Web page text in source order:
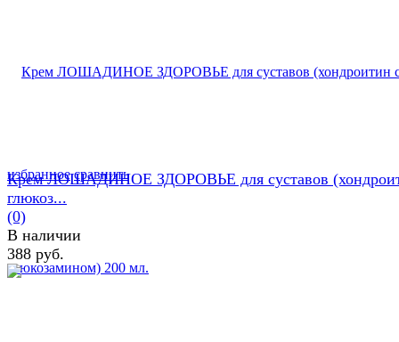
избранное сравнить
Крем ЛОШАДИНОЕ ЗДОРОВЬЕ для суставов
глюкоз...
(0)
В наличии
388 руб.